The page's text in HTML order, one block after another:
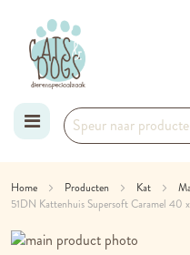
naar
de
Home Producten Kat
51DN Kattenhuis Supersoft Caramel 40
Ga